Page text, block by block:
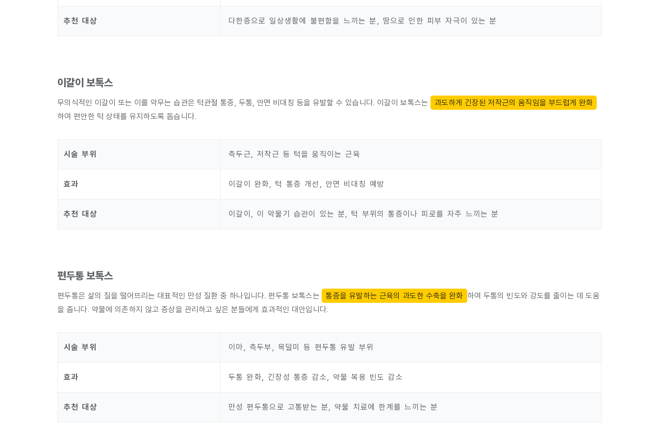
추천 대상 다한증으로 일상생활에 불편함을 느끼는 분, 땀으로 인한 피부 자극이 있는 분
이갈이 보톡스
무의식적인 이갈이 또는 이를 악무는 습관은 턱관절 통증, 두통, 안면 비대칭 등을 유발할 수 있습니다. 이갈이 보톡스는
과도하게 긴장된 저작근의 움직임을 부드럽게 완화
하여 편안한 턱 상태를 유지하도록 돕습니다.
시술 부위 측두근, 저작근 등 턱을 움직이는 근육
효과 이갈이 완화, 턱 통증 개선, 안면 비대칭 예방
추천 대상 이갈이, 이 악물기 습관이 있는 분, 턱 부위의 통증이나 피로를 자주 느끼는 분
편두통 보톡스
편두통은 삶의 질을 떨어뜨리는 대표적인 만성 질환 중 하나입니다. 편두통 보톡스는 통증을 유발하는 근육의 과도한 수축을 완화 하여 두통의 빈도와 강도를 줄이는 데 도움
을 줍니다. 약물에 의존하지 않고 증상을 관리하고 싶은 분들에게 효과적인 대안입니다.
시술 부위 이마, 측두부, 목덜미 등 편두통 유발 부위
효과 두통 완화, 긴장성 통증 감소, 약물 복용 빈도 감소
추천 대상 만성 편두통으로 고통받는 분, 약물 치료에 한계를 느끼는 분